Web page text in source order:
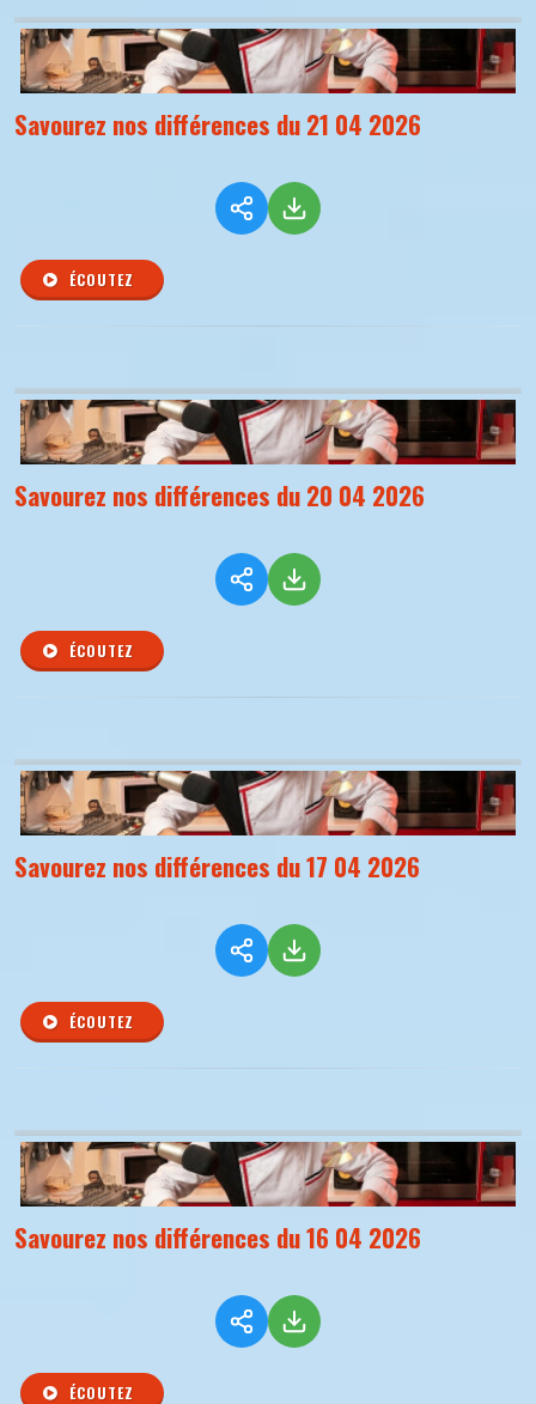
Savourez nos différences du 21 04 2026
ÉCOUTEZ
Savourez nos différences du 20 04 2026
ÉCOUTEZ
Savourez nos différences du 17 04 2026
ÉCOUTEZ
Savourez nos différences du 16 04 2026
ÉCOUTEZ